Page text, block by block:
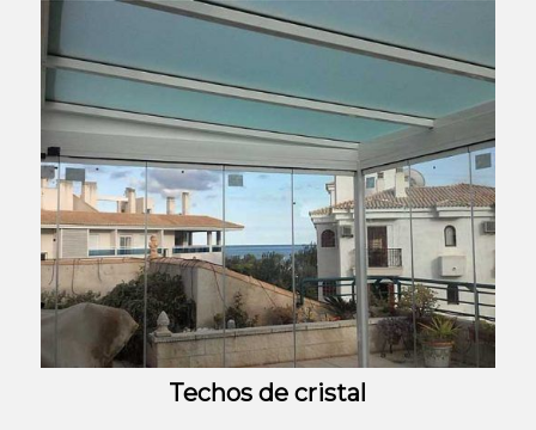
Techos de cristal